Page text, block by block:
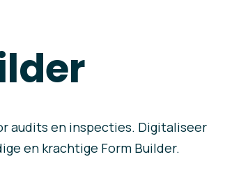
audits en inspecties. Digitaliseer
en krachtige Form Builder.